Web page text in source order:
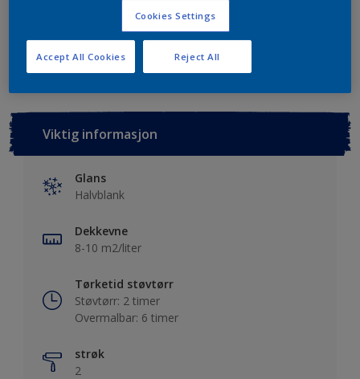
Lagre i dine prosjekter Finn en forhandler
Viktig informasjon
Glans
Halvblank
Dekkevne
8-10 m2/liter
Tørketid støvtørr
Støvtørr: 2 timer
Overmalbar: 6 timer
strøk
2
Cookies Settings
Reject All
Accept All Cookies